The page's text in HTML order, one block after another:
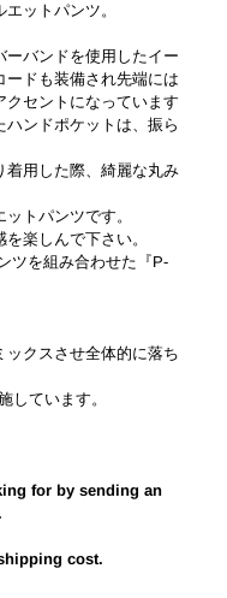
ットパンツ。
バンドを使用したイー
ードも装備され先端には
クセントになっています
ンドポケットは、振ら
用した際、綺麗な丸み
トパンツです。
楽しんで下さい。
ツを組み合わせた『P-
クスさせ全体的に落ち
しています。
for by sending an
cost.